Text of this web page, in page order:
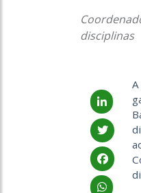
disciplinas